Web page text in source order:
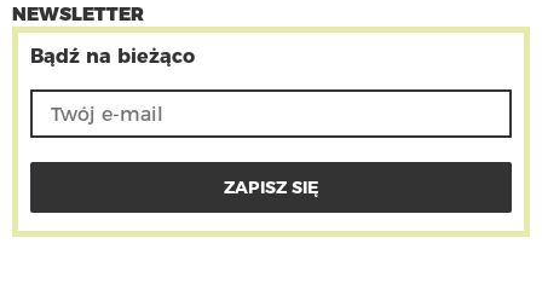
NEWSLETTER
Bądź na bieżąco